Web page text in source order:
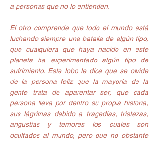
a personas que no lo entienden.
El otro comprende que todo el mundo está
luchando siempre una batalla de algún tipo,
que cualquiera que haya nacido en este
planeta ha experimentado algún tipo de
sufrimiento. Este lobo le dice que se olvide
de la persona feliz que la mayoría de la
gente trata de aparentar ser, que cada
persona lleva por dentro su propia historia,
sus lágrimas debido a tragedias, tristezas,
angustias y temores los cuales son
ocultados al mundo, pero que no obstante